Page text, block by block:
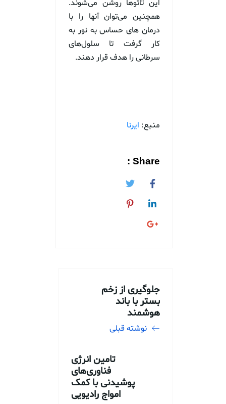
این تاتوها روشن می‌شوند.
همچنین می‌توان آنها را با
درمان های حساس به نور به
کار گرفت تا سلول‌های
سرطانی را هدف قرار دهند.
منبع: ایرنا
Share :
جلوگیری از زخم‌
بستر با باند
هوشمند
نوشته قبلی
تامین انرژی
فناوری‌های
پوشیدنی با کمک
امواج رادیویی